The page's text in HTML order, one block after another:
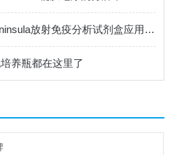
胃肠激素研究前沿：Peninsula放射免疫分析试剂盒应用探析
养瓶都在这里了